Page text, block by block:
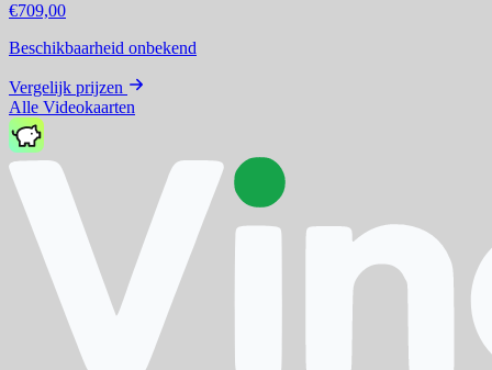
€709,00
Beschikbaarheid onbekend
Vergelijk prijzen
Alle Videokaarten